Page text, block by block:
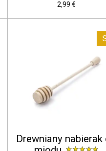
2,99 €
Drewniany nabierak